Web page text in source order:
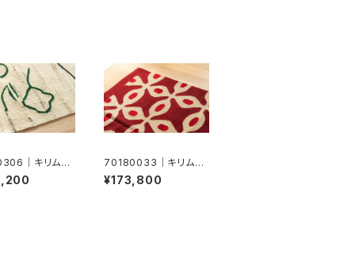
｜キリム（ド
70180033｜キリム（ド
ホク）
¥173,800